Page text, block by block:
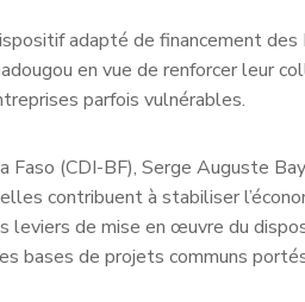
adapté de financement
en vue de renforcer leur
parfois vulnérables.
(CDI-BF), Serge Auguste
contribuent à stabiliser
de mise en œuvre du
bases de projets communs